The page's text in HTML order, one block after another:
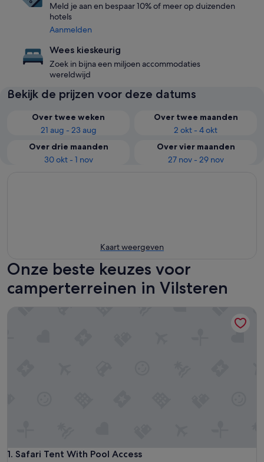
Meld je aan en bespaar 10% of meer op duizenden
hotels
Aanmelden
Wees kieskeurig
Zoek in bijna een miljoen accommodaties
wereldwijd
Bekijk de prijzen voor deze datums
Over twee weken
21 aug - 23 aug
Over twee maanden
2 okt - 4 okt
Over drie maanden
30 okt - 1 nov
Over vier maanden
27 nov - 29 nov
Kaart weergeven
Onze beste keuzes voor
camperterreinen in Vilsteren
1. Safari Tent With Pool Access
Safari Tent With Pool Access